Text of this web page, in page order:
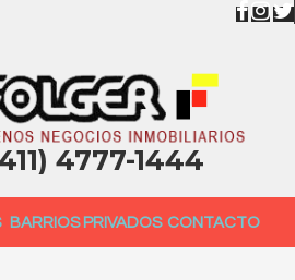
4777-1444
BARRIOS PRIVADOS CONTACTO